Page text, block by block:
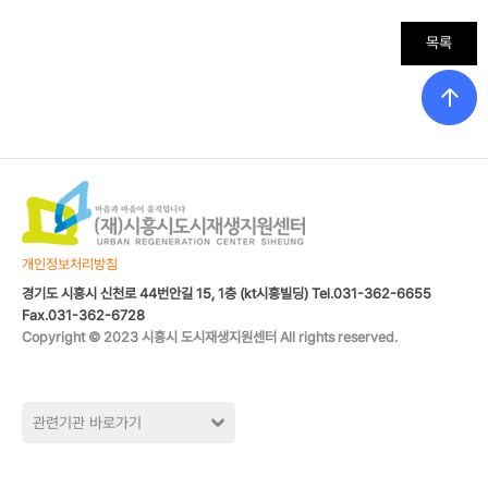
목록
개인정보처리방침
경기도 시흥시 신천로 44번안길 15, 1층 (kt시흥빌딩) Tel.031-362-6655
Fax.031-362-6728
Copyright © 2023 시흥시 도시재생지원센터 All rights reserved.